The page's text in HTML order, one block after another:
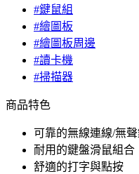
#鍵鼠組
#繪圖板
#繪圖板周邊
#讀卡機
#掃描器
商品特色
可靠的無線連線/無
耐用的鍵盤滑鼠組合
舒適的打字與點按